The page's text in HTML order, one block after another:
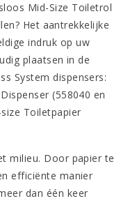
Mid-Size Toiletrol
Het aantrekkelijke
indruk op uw
plaatsen in de
System dispensers:
(558040 en
Toiletpapier
milieu. Door papier te
efficiënte manier
dan één keer